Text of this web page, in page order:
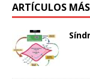
ARTÍCULOS